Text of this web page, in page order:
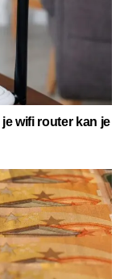
wifi router kan je